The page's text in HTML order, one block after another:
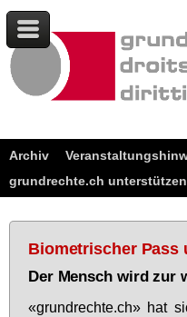
Archiv
grundrechte.ch unterstützen
Biometrischer Pass
Der Mensch wird zur
«grund­rech­te.ch» hat